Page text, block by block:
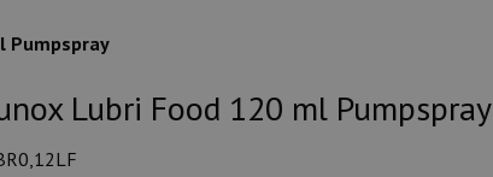
Pumpspray
Lubri Food 120 ml Pumpspray